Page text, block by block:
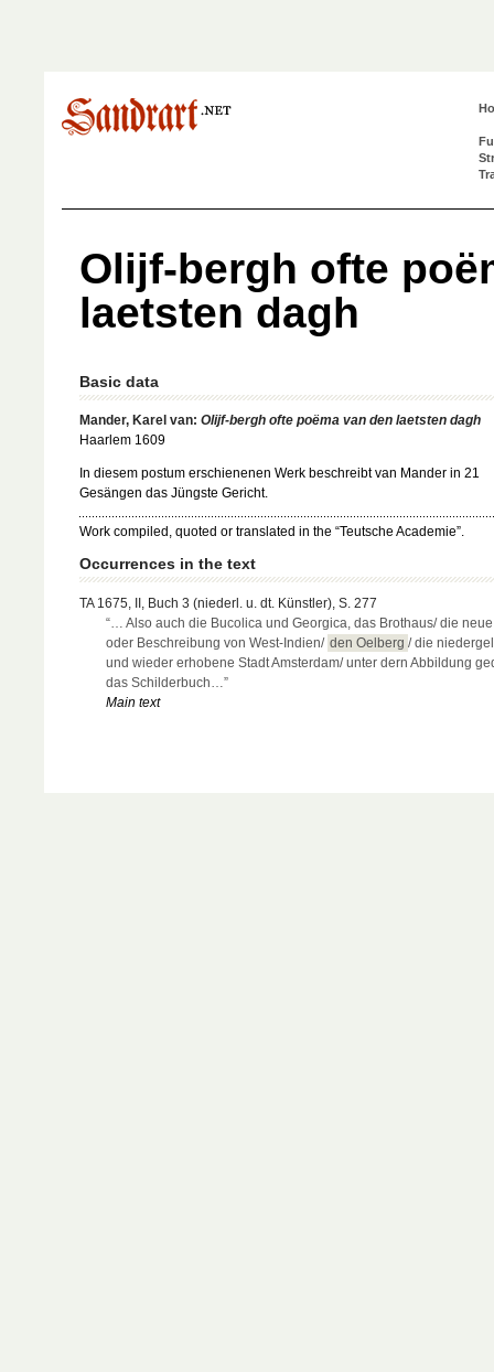
Olijf-bergh ofte
laetsten dagh
Basic data
Mander, Karel van: Olijf-bergh ofte poëma van den laetsten dagh
Haarlem 1609
In diesem postum erschienenen Werk beschreibt van Mander in 21
Gesängen das Jüngste Gericht.
Work compiled, quoted or translated in the “Teutsche Academie”.
Occurrences in the text
TA 1675, II, Buch 3 (niederl. u. dt. Künstler), S. 277
“… Also auch die Bucolica und Georgica, das Brothaus/ die
oder Beschreibung von West-Indien/ den Oelberg / die
und wieder erhobene Stadt Amsterdam/ unter dern Abbildung
das Schilderbuch…”
Main text